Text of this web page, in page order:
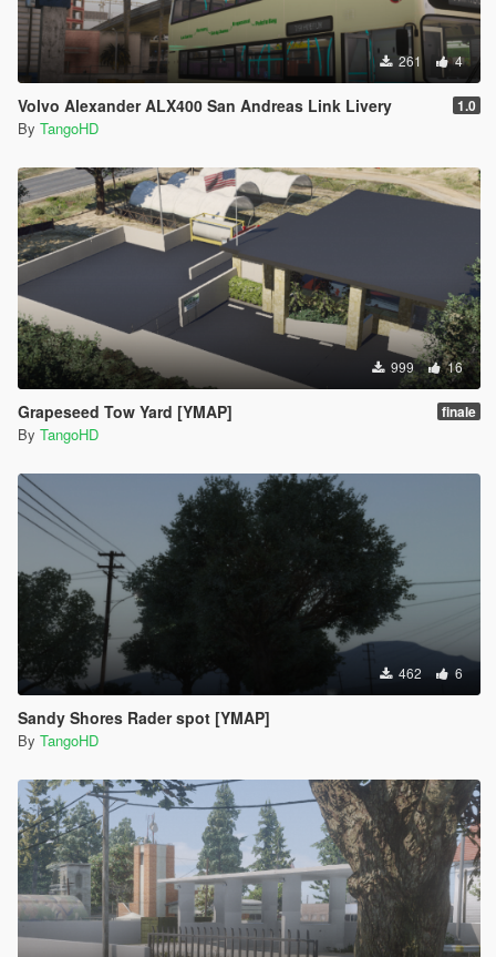
261 4
Volvo Alexander ALX400 San Andreas Link Livery 1.0
By TangoHD
999 16
Grapeseed Tow Yard [YMAP] finale
By TangoHD
462 6
Sandy Shores Rader spot [YMAP]
By TangoHD